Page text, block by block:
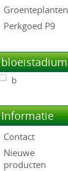
Groenteplanten
Perkgoed P9
bloeistadium
b
Informatie
Contact
Nieuwe
producten